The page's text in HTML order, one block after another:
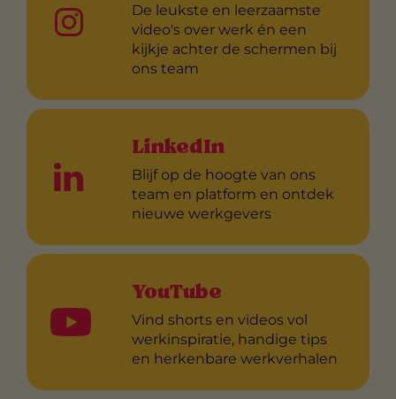
De leukste en leerzaamste
video's over werk én een
kijkje achter de schermen bij
ons team
LinkedIn
Blijf op de hoogte van ons
team en platform en ontdek
nieuwe werkgevers
YouTube
Vind shorts en videos vol
werkinspiratie, handige tips
en herkenbare werkverhalen